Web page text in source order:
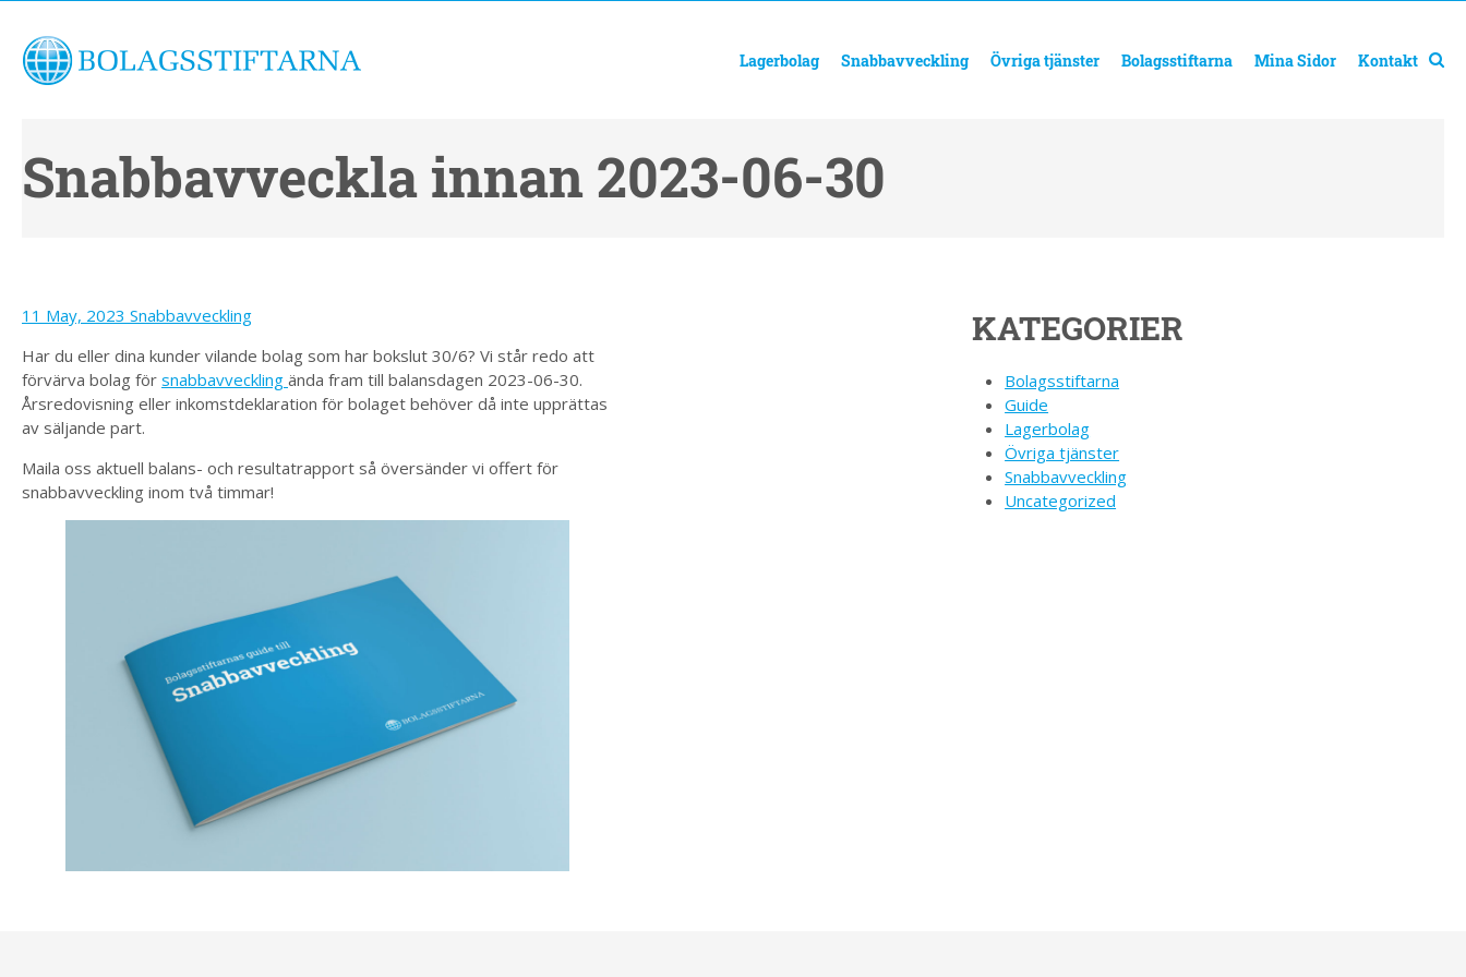
Lagerbolag Snabbavveckling Övriga tjänster Bolagsstiftarna Mina Sidor Kontakt
Snabbavveckla innan 2023-06-30
11 May, 2023 Snabbavveckling
Har du eller dina kunder vilande bolag som har bokslut 30/6? Vi står redo att
förvärva bolag för snabbavveckling ända fram till balansdagen 2023-06-30.
Årsredovisning eller inkomstdeklaration för bolaget behöver då inte upprättas
av säljande part.
Maila oss aktuell balans- och resultatrapport så översänder vi offert för
snabbavveckling inom två timmar!
KATEGORIER
Bolagsstiftarna
Guide
Lagerbolag
Övriga tjänster
Snabbavveckling
Uncategorized